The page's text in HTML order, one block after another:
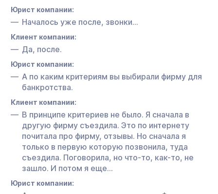
Юрист компании:
Началось уже после, звонки…
Клиент компании:
Да, после.
Юрист компании:
А по каким критериям вы выбирали фирму для
банкротства.
Клиент компании:
В принципе критериев не было. Я сначала в
другую фирму съездила. Это по интернету
почитала про фирму, отзывы. Но сначала я
только в первую которую позвонила, туда
съездила. Поговорила, но что-то, как-то, не
зашло. И потом я еще…
Юрист компании: